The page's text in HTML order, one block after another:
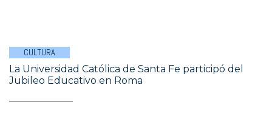
CULTURA
La Universidad Católica de Santa Fe participó del
Jubileo Educativo en Roma